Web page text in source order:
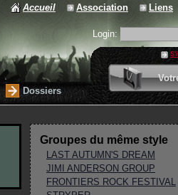
Accueil Association Liens
Login:
0
Dossiers
Groupes du même style
LAST AUTUMN'S DREAM
JIMI ANDERSON GROUP
FRONTIERS ROCK FESTIVAL